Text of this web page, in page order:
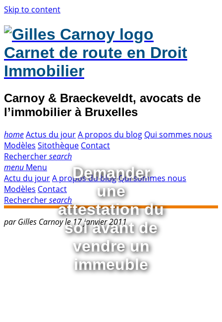
Skip to content
Carnet de route en Droit
Immobilier
Carnoy & Braeckeveldt, avocats de
l’immobilier à Bruxelles
homeActus du jourA propos du blog Qui sommes nous
Modèles Sitothèque Contact
Recherchersearch
menu Menu
Actu du jourA propos du blogQui sommes nous
Modèles Contact
Recherchersearch
Demander
une
attestation du
sol avant de
vendre un
immeuble
par Gilles Carnoy le 17 janvier 2011